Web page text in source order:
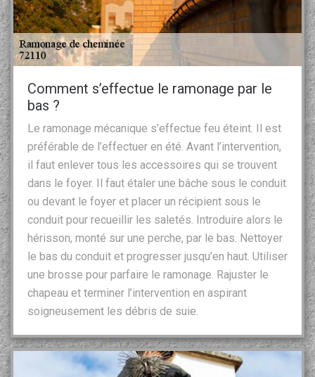
Comment s’effectue le ramonage par le
bas ?
Le ramonage mécanique s’effectue feu éteint. Il est
préférable de l’effectuer en été. Avant l’intervention,
il faut enlever tous les accessoires qui se trouvent
dans le foyer. Il faut étaler une bâche sous le conduit
ou devant le foyer et placer un récipient sous le
conduit pour recueillir les saletés. Introduire alors le
hérisson, monté sur une perche, par le bas. Nettoyer
le bas du conduit et progresser jusqu’en haut. Utiliser
une brosse pour parfaire le ramonage. Rajuster le
chapeau et terminer l’intervention en aspirant
soigneusement les débris de suie.